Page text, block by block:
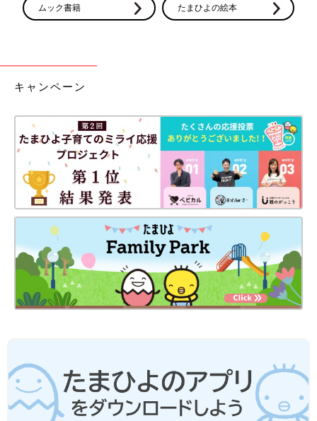
ムック書籍 たまひよの絵本
キャンペーン